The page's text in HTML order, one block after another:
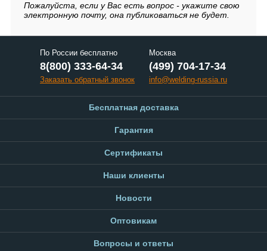
Пожалуйста, если у Вас есть вопрос - укажите свою
электронную почту, она публиковаться не будет.
По России бесплатно
8(800) 333-64-34
Заказать обратный звонок
Москва
(499) 704-17-34
info@welding-russia.ru
Бесплатная доставка
Гарантия
Сертификаты
Наши клиенты
Новости
Оптовикам
Вопросы и ответы